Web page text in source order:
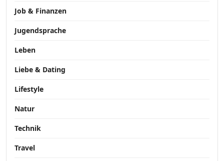
Job & Finanzen
Jugendsprache
Leben
Liebe & Dating
Lifestyle
Natur
Technik
Travel